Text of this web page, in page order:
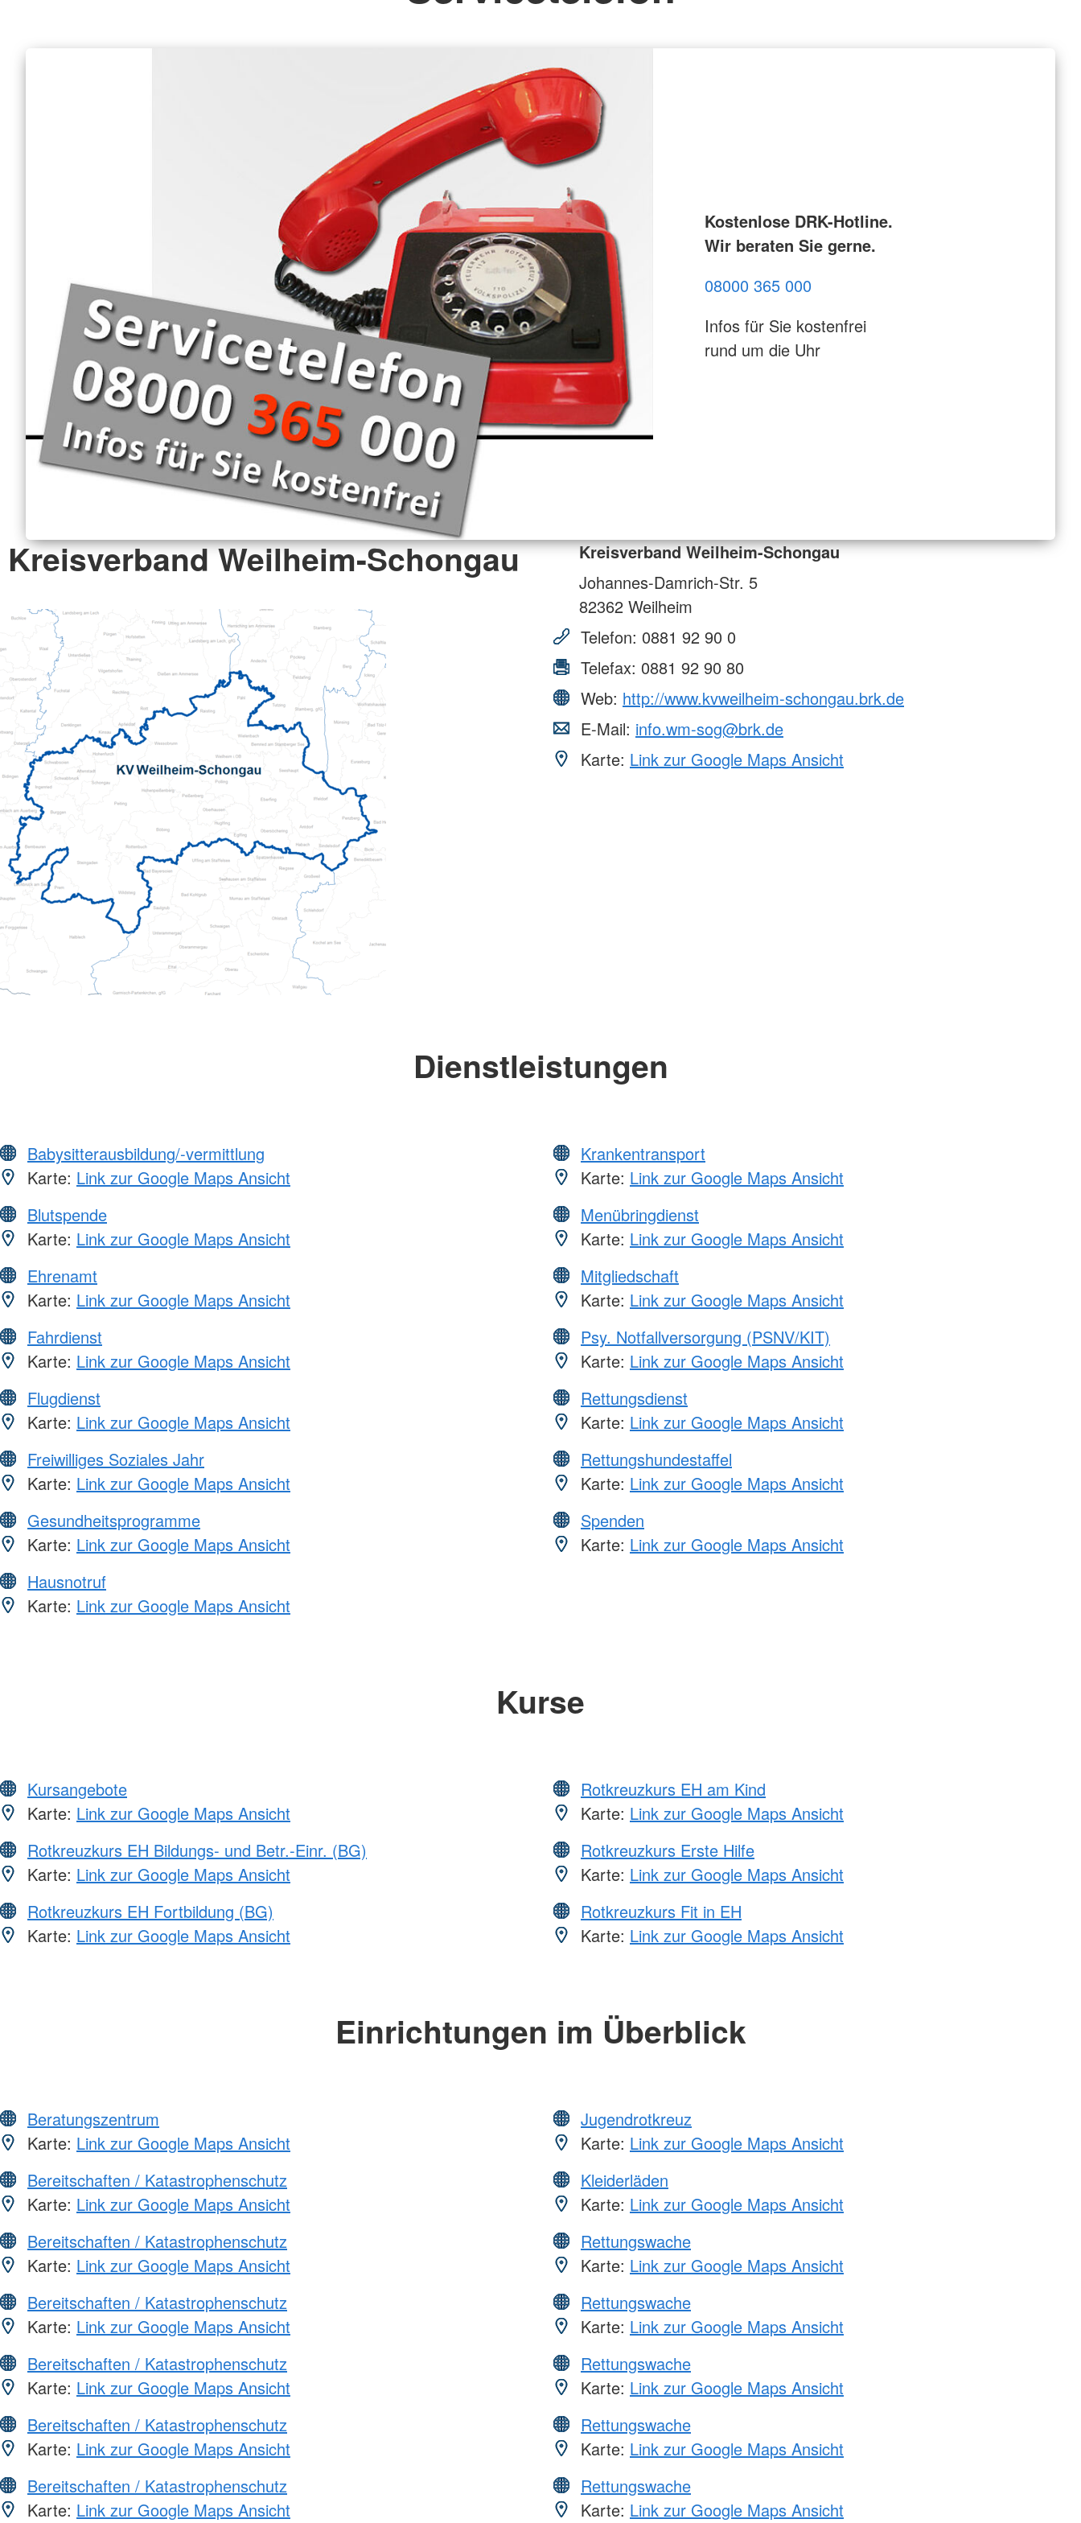
Kostenlose DRK-Hotline.
Wir beraten Sie gerne.
08000 365 000
Infos für Sie kostenfrei
rund um die Uhr
Kreisverband Weilheim-Schongau
Kreisverband Weilheim-Schongau
Johannes-Damrich-Str. 5
82362 Weilheim
Telefon: 0881 92 90 0
Telefax: 0881 92 90 80
Web: http://www.kvweilheim-schongau.brk.de
E-Mail: info.wm-sog@brk.de
Karte: Link zur Google Maps Ansicht
Dienstleistungen
Babysitterausbildung/-vermittlung
Karte: Link zur Google Maps Ansicht
Blutspende
Karte: Link zur Google Maps Ansicht
Ehrenamt
Karte: Link zur Google Maps Ansicht
Fahrdienst
Karte: Link zur Google Maps Ansicht
Flugdienst
Karte: Link zur Google Maps Ansicht
Freiwilliges Soziales Jahr
Karte: Link zur Google Maps Ansicht
Gesundheitsprogramme
Karte: Link zur Google Maps Ansicht
Hausnotruf
Karte: Link zur Google Maps Ansicht
Krankentransport
Karte: Link zur Google Maps Ansicht
Menübringdienst
Karte: Link zur Google Maps Ansicht
Mitgliedschaft
Karte: Link zur Google Maps Ansicht
Psy. Notfallversorgung (PSNV/KIT)
Karte: Link zur Google Maps Ansicht
Rettungsdienst
Karte: Link zur Google Maps Ansicht
Rettungshundestaffel
Karte: Link zur Google Maps Ansicht
Spenden
Karte: Link zur Google Maps Ansicht
Kurse
Kursangebote
Karte: Link zur Google Maps Ansicht
Rotkreuzkurs EH Bildungs- und Betr.-Einr. (BG)
Karte: Link zur Google Maps Ansicht
Rotkreuzkurs EH Fortbildung (BG)
Karte: Link zur Google Maps Ansicht
Rotkreuzkurs EH am Kind
Karte: Link zur Google Maps Ansicht
Rotkreuzkurs Erste Hilfe
Karte: Link zur Google Maps Ansicht
Rotkreuzkurs Fit in EH
Karte: Link zur Google Maps Ansicht
Einrichtungen im Überblick
Beratungszentrum
Karte: Link zur Google Maps Ansicht
Bereitschaften / Katastrophenschutz
Karte: Link zur Google Maps Ansicht
Bereitschaften / Katastrophenschutz
Karte: Link zur Google Maps Ansicht
Bereitschaften / Katastrophenschutz
Karte: Link zur Google Maps Ansicht
Bereitschaften / Katastrophenschutz
Karte: Link zur Google Maps Ansicht
Bereitschaften / Katastrophenschutz
Karte: Link zur Google Maps Ansicht
Bereitschaften / Katastrophenschutz
Karte: Link zur Google Maps Ansicht
Jugendrotkreuz
Karte: Link zur Google Maps Ansicht
Kleiderläden
Karte: Link zur Google Maps Ansicht
Rettungswache
Karte: Link zur Google Maps Ansicht
Rettungswache
Karte: Link zur Google Maps Ansicht
Rettungswache
Karte: Link zur Google Maps Ansicht
Rettungswache
Karte: Link zur Google Maps Ansicht
Rettungswache
Karte: Link zur Google Maps Ansicht